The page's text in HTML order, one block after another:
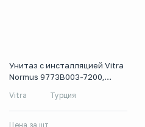
Унитаз с инсталляцией Vitra
Normus 9773B003-7200,
комплект
Vitra Турция
Цена за шт